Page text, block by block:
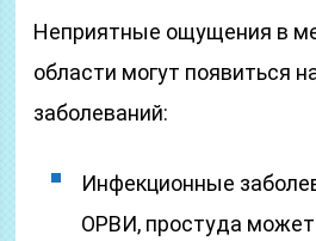
Неприятные ощущения в
области могут появиться
заболеваний:
Инфекционные
ОРВИ, простуда может